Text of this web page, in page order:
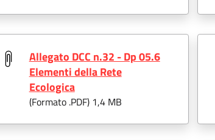
Allegato DCC n.32 - Dp 05.6
Elementi della Rete
Ecologica
(Formato .PDF) 1,4 MB